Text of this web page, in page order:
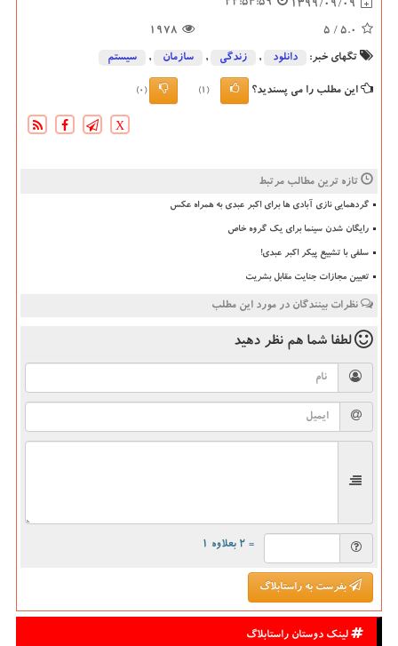
1399/09/09
5.0
/ 5
1978
تگهای خبر: دانلود , زندگی , سازمان , سیستم
این مطلب را می پسندید؟ (1)
(0)
X
تازه ترین مطالب مرتبط
گردهمایی نازی آبادی ها برای اکبر عبدی به همراه عکس
رایگان شدن سینما برای یک گروه خاص
سلفی با تشییع پیکر اکبر عبدی!
تعیین مجازات جنایت مقابل بشریت
نظرات بینندگان در مورد این مطلب
لطفا شما هم نظر دهید
= ۲ بعلاوه ۱
بفرست به راستابلاگ
لینک دوستان راستابلاگ